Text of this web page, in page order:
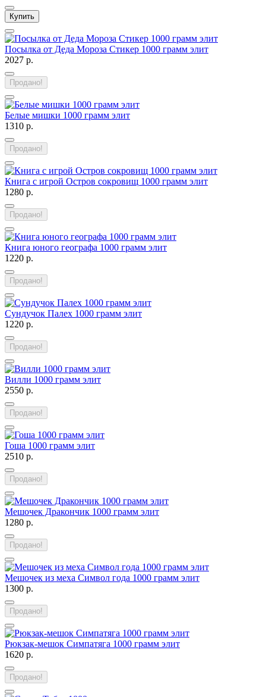
Купить
Посылка от Деда Мороза Стикер 1000 грамм элит
2027 р.
Продано!
Белые мишки 1000 грамм элит
1310 р.
Продано!
Книга с игрой Остров сокровищ 1000 грамм элит
1280 р.
Продано!
Книга юного географа 1000 грамм элит
1220 р.
Продано!
Сундучок Палех 1000 грамм элит
1220 р.
Продано!
Вилли 1000 грамм элит
2550 р.
Продано!
Гоша 1000 грамм элит
2510 р.
Продано!
Мешочек Дракончик 1000 грамм элит
1280 р.
Продано!
Мешочек из меха Символ года 1000 грамм элит
1300 р.
Продано!
Рюкзак-мешок Симпатяга 1000 грамм элит
1620 р.
Продано!